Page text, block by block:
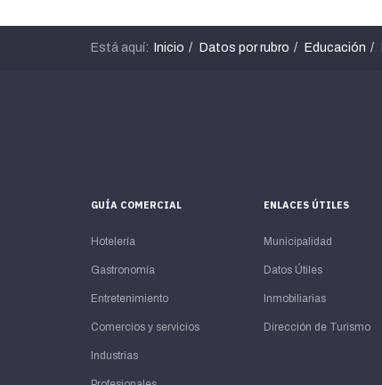
Está aquí: Inicio Datos por rubro Educación
GUÍA COMERCIAL
Hotelería
Gastronomía
Entretenimiento
Comercios y servicios
Industrias
ENLACES ÚTILES
Municipalidad
Datos Útiles
Inmobiliarias
Dirección de Turismo